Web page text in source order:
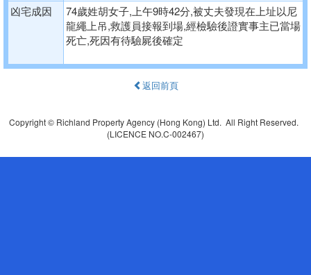
凶宅成因
74歲姓胡女子,上午9時42分,被丈夫發現在上址以尼
龍繩上吊,救護員接報到場,經檢驗後證實事主已當場
死亡,死因有待驗屍後確定
返回前頁
Copyright © Richland Property Agency (Hong Kong) Ltd. All Right Reserved.
(LICENCE NO.C-002467)